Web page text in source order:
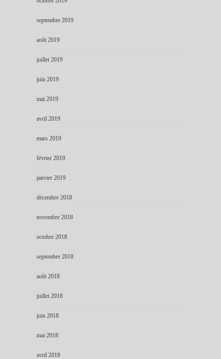
septembre 2019
août 2019
juillet 2019
juin 2019
mai 2019
avril 2019
mars 2019
février 2019
janvier 2019
décembre 2018
novembre 2018
octobre 2018
septembre 2018
août 2018
juillet 2018
juin 2018
mai 2018
avril 2018